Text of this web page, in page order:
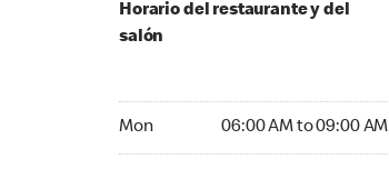
Horario del restaurante y del
salón
Mon 06:00 AM to 09:00 AM